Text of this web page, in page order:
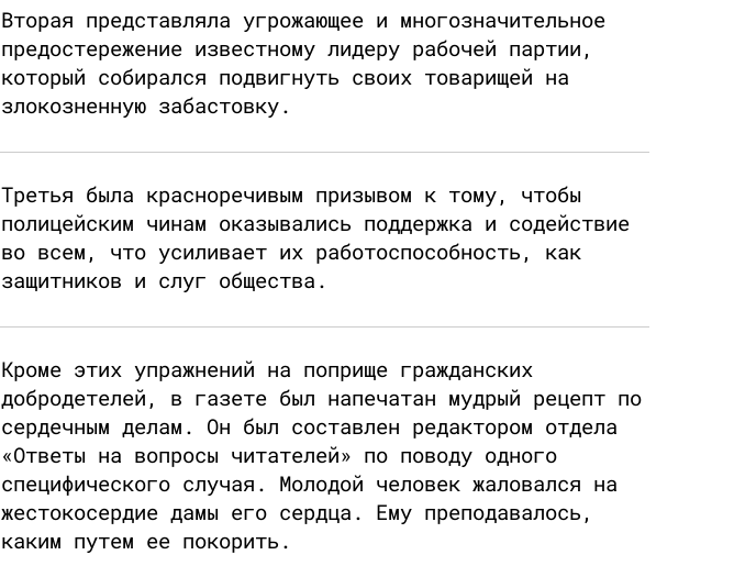
Вторая представляла угрожающее и многозначительное
предостережение известному лидеру рабочей партии,
который собирался подвигнуть своих товарищей на
злокозненную забастовку.
Третья была красноречивым призывом к тому, чтобы
полицейским чинам оказывались поддержка и содействие
во всем, что усиливает их работоспособность, как
защитников и слуг общества.
Кроме этих упражнений на поприще гражданских
добродетелей, в газете был напечатан мудрый рецепт по
сердечным делам. Он был составлен редактором отдела
«Ответы на вопросы читателей» по поводу одного
специфического случая. Молодой человек жаловался на
жестокосердие дамы его сердца. Ему преподавалось,
каким путем ее покорить.